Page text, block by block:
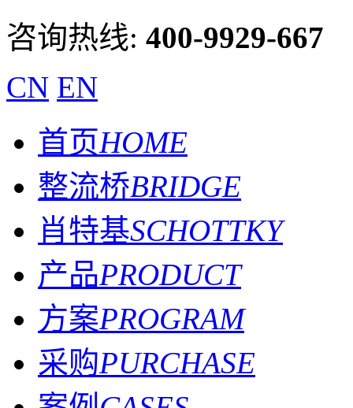
咨询热线: 400-9929-667
CN EN
首页HOME
整流桥BRIDGE
肖特基SCHOTTKY
产品PRODUCT
方案PROGRAM
采购PURCHASE